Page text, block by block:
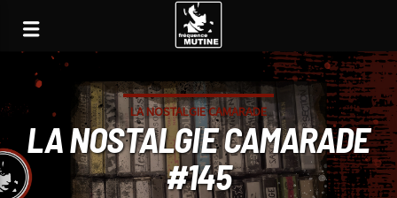
LA NOSTALGIE CAMARADE
LA NOSTALGIE CAMARADE
#145